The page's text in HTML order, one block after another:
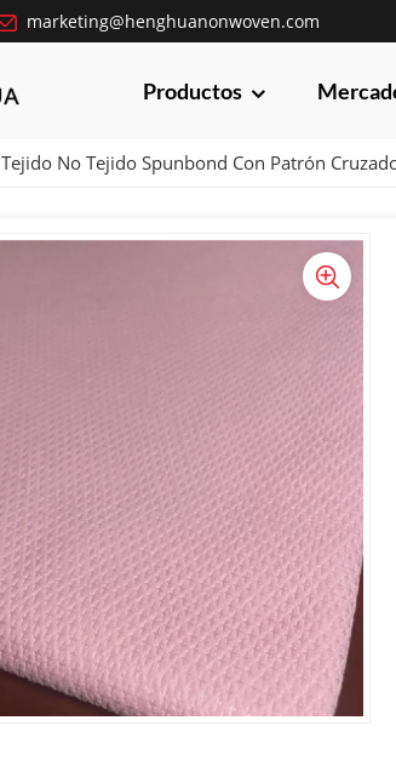
marketing@henghuanonwoven.com
Productos
Tejido No Tejido Spunbond Con Patrón